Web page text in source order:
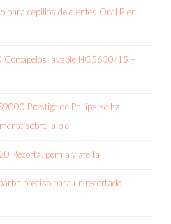
para cepillos de dientes Oral B en
Cortapelos lavable HC5630/15 –
Prestige de Philips se ha
sobre la piel
Recorta, perfila y afeita
preciso para un recortado